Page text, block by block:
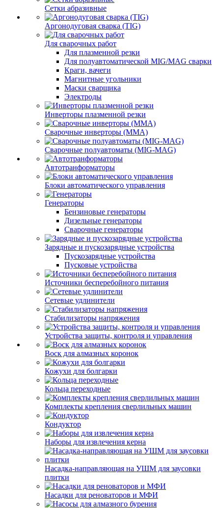
Сетки абразивные
Аргонодуговая сварка (TIG)
Для сварочных работ
Для плазменной резки
Для полуавтоматической MIG/MAG сварки
Краги, вачеги
Магнитные угольники
Маски сварщика
Электроды
Инверторы плазменной резки
Сварочные инверторы (MMA)
Сварочные полуавтоматы (MIG-MAG)
Автотранформаторы
Блоки автоматического управления
Генераторы
Бензиновые генераторы
Дизельные генераторы
Сварочные генераторы
Зарядные и пускозарядные устройства
Пускозарядные устройства
Пусковые устройства
Источники бесперебойного питания
Сетевые удлинители
Стабилизаторы напряжения
Устройства защиты, контроля и управления
Воск для алмазных коронок
Кожухи для болгарки
Кольца переходные
Комплекты крепления сверлильных машин
Кондуктор
Наборы для извлечения керна
Насадка-направляющая на УШМ для заусовки
плитки
Насадки для реноваторов и МФИ